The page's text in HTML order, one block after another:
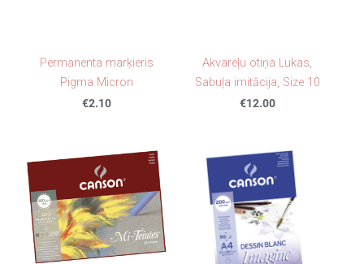
Permanenta marķieris
Pigma Micron
€2.10
Akvareļu otiņa Lukas,
Sabuļa imitācija, Size 10
€12.00